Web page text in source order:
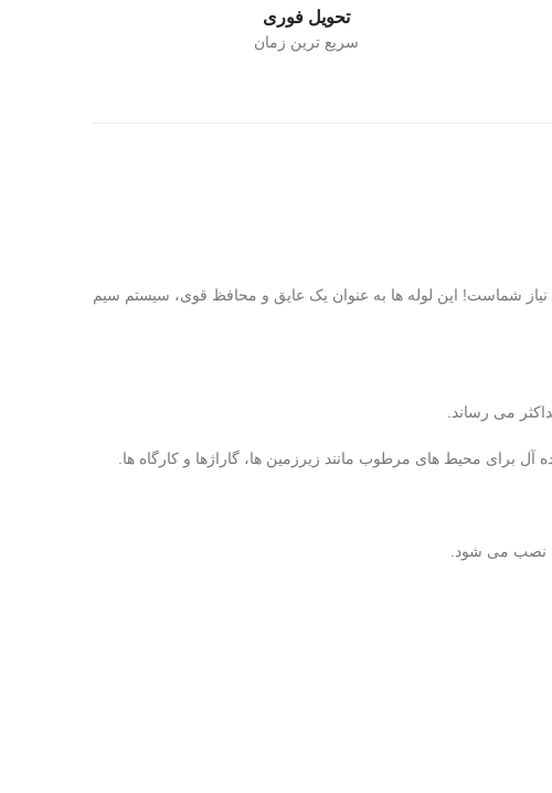
تحویل فوری
سریع ترین زمان
نیاز شماست! این لوله ها به عنوان یک عایق و محافظ قوی، سیستم سیم
برای محیط های مرطوب مانند زیرزمین ها، گاراژها و کارگاه ها.
نصب می شود.